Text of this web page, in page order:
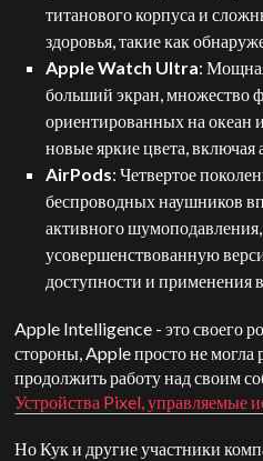
титанового корпуса и
здоровья, такие как
Apple Watch Ultra:
больший экран, множество
ориентированных на океан
новые яркие цвета,
AirPods: Четвертое
беспроводных наушников
активного
усовершенствованную
доступности и применения
Apple Intelligence - это своего
стороны, Apple просто не могла
продолжить работу над своим
Устройства Pixel, управляемые
Но Кук и другие участники